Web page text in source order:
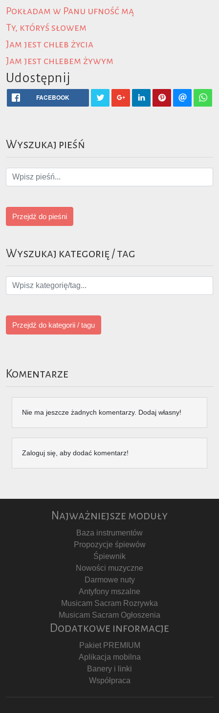
Pokładam w Panu ufność mą
Ty, któryś słowem
Jam jest chleb życia
Jam jest chlebem żywym
Udostępnij
FACEBOOK
Wyszukaj pieśń
Przejdź do pieśni
Wyszukaj kategorię / tag
Przejdź do kategorii / tagu
Komentarze
Nie ma jeszcze żadnych komentarzy. Dodaj własny!
Zaloguj się, aby dodać komentarz!
Najważniejsze moduły
Baza instrumentów
Propozycje śpiewów
Śpiewnik
Nowości muzyczne
Darmowe nuty
Antyfony mszalne
Musicam Sacram Rozrywka
Musicam Sacram Ogłoszenia
Dodatkowe informacje
Pakiet PREMIUM
Aplikacja mobilna
Banery i linki
Współpraca